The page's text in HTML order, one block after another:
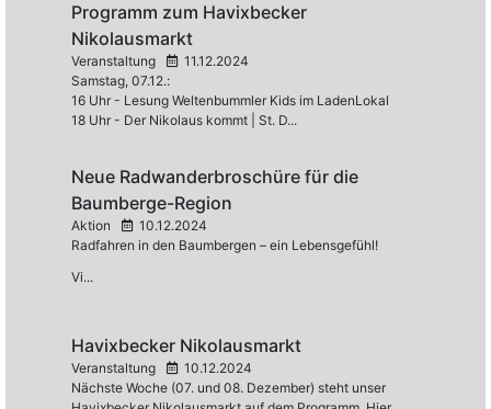
Programm zum Havixbecker
Nikolausmarkt
Veranstaltung
11.12.2024
Samstag, 07.12.:
16 Uhr - Lesung Weltenbummler Kids im LadenLokal
18 Uhr - Der Nikolaus kommt | St. D...
Neue Radwanderbroschüre für die
Baumberge-Region
Aktion
10.12.2024
Radfahren in den Baumbergen – ein Lebensgefühl!
Vi...
Havixbecker Nikolausmarkt
Veranstaltung
10.12.2024
Nächste Woche (07. und 08. Dezember) steht unser